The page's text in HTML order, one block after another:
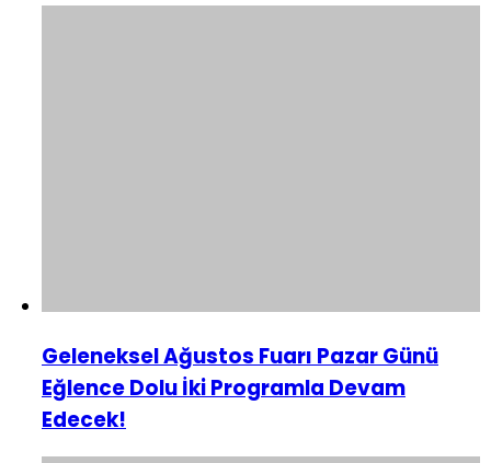
Geleneksel Ağustos Fuarı Pazar Günü
Eğlence Dolu İki Programla Devam
Edecek!